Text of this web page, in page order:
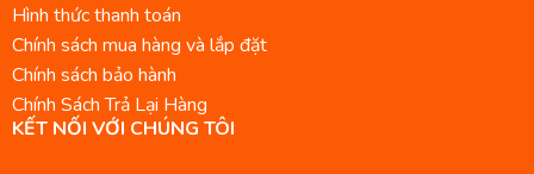
Hình thức thanh toán
Chính sách mua hàng và lắp đặt
Chính sách bảo hành
Chính Sách Trả Lại Hàng
KẾT NỐI VỚI CHÚNG TÔI